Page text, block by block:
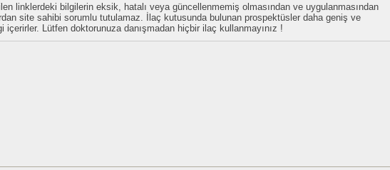
linklerdeki bilgilerin eksik, hatalı veya güncellenmemiş olmasından ve uygulanmasından
site sahibi sorumlu tutulamaz. İlaç kutusunda bulunan prospektüsler daha geniş ve
içerirler. Lütfen doktorunuza danışmadan hiçbir ilaç kullanmayınız !